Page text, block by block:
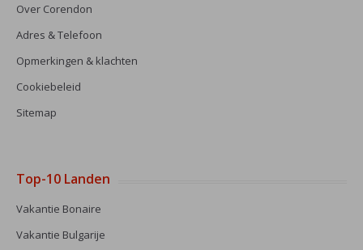
Over Corendon
Adres & Telefoon
Opmerkingen & klachten
Cookiebeleid
Sitemap
Top-10 Landen
Vakantie Bonaire
Vakantie Bulgarije